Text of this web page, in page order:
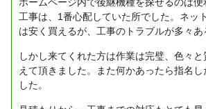
工事は、1番心配していた所でした。ネッ
は安く買えるが、工事のトラブルが多々あ
しかし来てくれた方は作業は完璧、色々
えて頂きました。また何かあったら指名
した。